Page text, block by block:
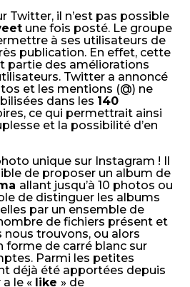
Twitter, il n’est pas possible
une fois posté. Le groupe
à ses utilisateurs de
publication. En effet, cette
partie des améliorations
Twitter a annoncé
et les mentions (@) ne
dans les 140
ce qui permettrait ainsi
et la possibilité d’en
unique sur Instagram ! Il
de proposer un album de
allant jusqu’à 10 photos ou
de distinguer les albums
par un ensemble de
de fichiers présent et
nous trouvons, ou alors
forme de carré blanc sur
Parmi les petites
déjà été apportées depuis
le « like» de